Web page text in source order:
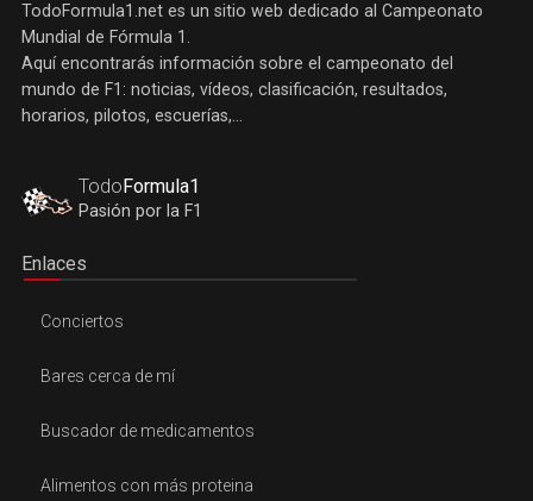
TodoFormula1.net es un sitio web dedicado al Campeonato
Mundial de Fórmula 1.
Aquí encontrarás información sobre el campeonato del
mundo de F1: noticias, vídeos, clasificación, resultados,
horarios, pilotos, escuerías,...
TodoFormula1
Pasión por la F1
Enlaces
Conciertos
Bares cerca de mí
Buscador de medicamentos
Alimentos con más proteina